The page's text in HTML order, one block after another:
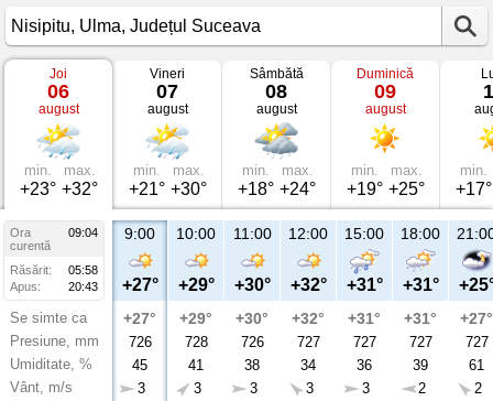
Vremea
Nisipitu
Ulma,
Județul
Suceava
Joi
06
august
min.
+23°
max.
+32°
Vineri
07
august
min.
+21°
max.
+30°
Sâmbătă
08
august
min.
+18°
max.
+24°
Duminică
09
august
min.
+19°
max.
+25°
min.
+17°
Ora
09:04
curentă
Răsărit:
05:58
Apus:
20:43
Se simte ca
Presiune, mm
Umiditate, %
Vânt, m/s
9:00
+27°
+27°
726
45
3
10:00
+29°
+29°
728
41
3
11:00
+30°
+30°
726
38
3
12:00
+32°
+32°
727
34
3
15:00
+31°
+31°
727
36
3
18:00
+31°
+31°
727
39
2
+27°
727
61
2